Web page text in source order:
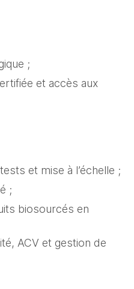
;
et accès aux
et mise à l’échelle ;
;
biosourcés en
ACV et gestion de